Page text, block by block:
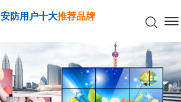
安防用户十大推荐品牌